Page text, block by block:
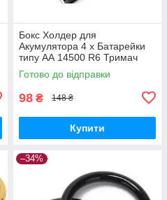
Бокс Холдер для
Акумулятора 4 х Батарейки
типу АА 14500 R6 Тримач
Holder
Готово до відправки
98 ₴ 148 ₴
Купити
–34%